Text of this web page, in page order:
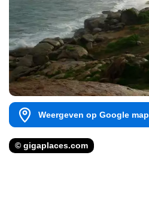
Weergeven op Google map
© gigaplaces.com